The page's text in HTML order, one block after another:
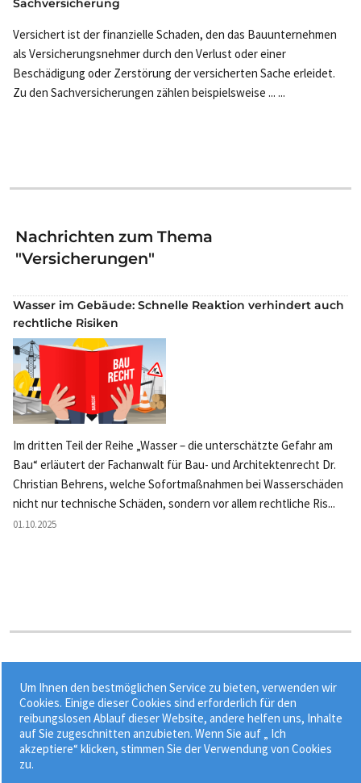
Sachversicherung
Versichert ist der finanzielle Schaden, den das Bauunternehmen
als Versicherungsnehmer durch den Verlust oder einer
Beschädigung oder Zerstörung der versicherten Sache erleidet.
Zu den Sachversicherungen zählen beispielsweise ... ...
Nachrichten zum Thema
"Versicherungen"
Wasser im Gebäude: Schnelle Reaktion verhindert auch
rechtliche Risiken
Im dritten Teil der Reihe „Wasser – die unterschätzte Gefahr am
Bau“ erläutert der Fachanwalt für Bau- und Architektenrecht Dr.
Christian Behrens, welche Sofortmaßnahmen bei Wasserschäden
nicht nur technische Schäden, sondern vor allem rechtliche Ris...
01.10.2025
Stichworte:
Arbeitslosenversicherung•Baugewerbe•Baukalkulation
Beitragsbemessungsgrenze•Gehaltszusatzkosten
Um Ihnen den bestmöglichen Service zu bieten, verwenden wir
Cookies. Einige dieser Cookies sind erforderlich für den
reibungslosen Ablauf dieser Website, andere helfen uns, Inhalte
auf Sie zugeschnitten anzubieten. Wenn Sie auf „ Ich
akzeptiere“ klicken, stimmen Sie der Verwendung von Cookies
zu.